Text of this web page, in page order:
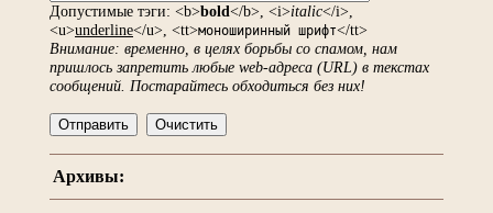
Допустимые тэги: <b>bold</b>, <i>italic</i>,
<u>underline</u>, <tt>моноширинный шрифт</tt>
Внимание: временно, в целях борьбы со спамом, нам
пришлось запретить любые web-адреса (URL) в текстах
сообщений. Постарайтесь обходиться без них!
Архивы: